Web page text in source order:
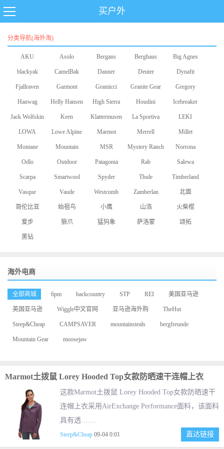
买户外
分类导航(海外淘)
AKU Asolo Bergans Berghaus Big Agnes
blackyak CamelBak Danner Deuter Dynafit
Fjallraven Garmont Gramicci Granite Gear Gregory
Hanwag Helly Hansen High Sierra Houdini Icebreaker
Jack Wolfskin Keen Klattermusen La Sportiva LEKI
LOWA Lowe Alpine Marmot Merrell Millet
Montane Mountain
Equipment
MSR Mystery Ranch Norrona
Odlo Outdoor
Research
Patagonia Rab Salewa
Scarpa Smartwool Spyder Thule Timberland
Vasque Vaude Westcomb Zamberlan 北面
哥伦比亚 始祖鸟 小鹰 山浩 火柴棍
爱步 狼爪 猛犸象 萨洛蒙 颂拓
黑钻
海外电商
全部商城 6pm backcountry STP REI 美国亚马逊
英国亚马逊 Wiggle中文官网 亚马逊海外购 TheHut
Steep&Cheap CAMPSAVER mountainsteals bergfreunde
Mountain Gear moosejaw
Marmot土拨鼠 Lorey Hooded Top女款防晒速干连帽上衣
这款Marmot土拨鼠 Lorey Hooded Top女款防晒速干
连帽上衣采用AirExchange Performance面料，该面料
具有透……
Steep&Cheap 09-04 0:01 直达链接